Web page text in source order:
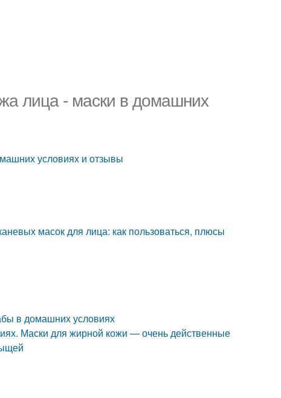
лица - маски в домашних
условиях и отзывы
масок для лица: как пользоваться, плюсы
в домашних условиях
Маски для жирной кожи — очень действенные